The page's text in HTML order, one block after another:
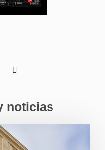
noticias